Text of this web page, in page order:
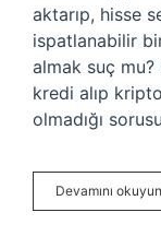
aktarıp, hisse
ispatlanabilir
almak suç mu?
kredi alıp
olmadığı
Devamını okuyun